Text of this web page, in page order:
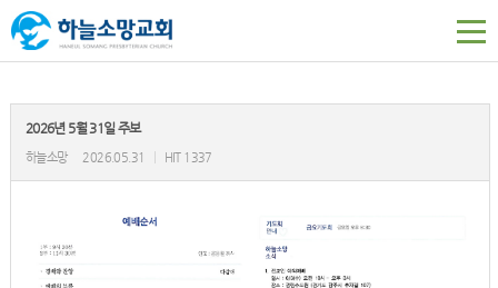
2026년 5월 31일 주보
하늘소망 2026.05.31 HIT 1337